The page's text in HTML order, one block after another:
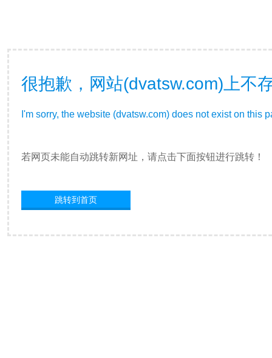
很抱歉，网站(dvatsw.com)上不
I'm sorry, the website (dvatsw.com) does not exist on this
若网页未能自动跳转新网址，请点击下面按钮进行跳转！
跳转到首页